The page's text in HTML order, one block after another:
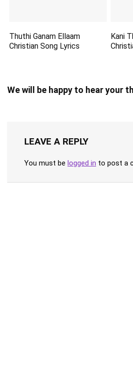
Thuthi Ganam Ellaam
Christian Song Lyrics
Kani
We will be happy to hear your
LEAVE A REPLY
You must be logged in to post a